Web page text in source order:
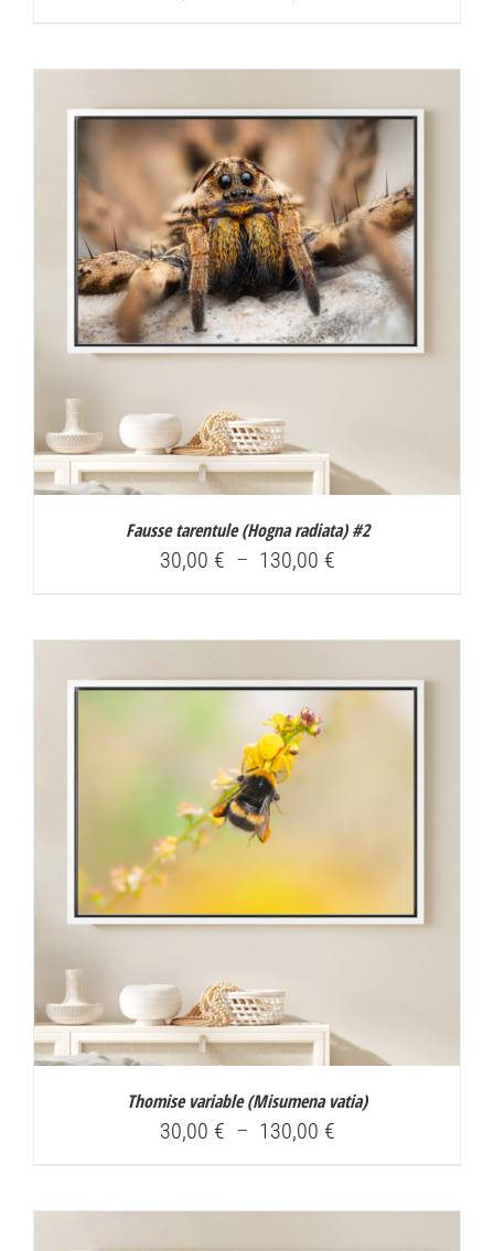
à
130,00 €
Fausse tarentule (Hogna radiata) #2
30,00 € – 130,00 €Plage
à
130,00 €
Thomise variable (Misumena vatia)
30,00 € – 130,00 €Plage